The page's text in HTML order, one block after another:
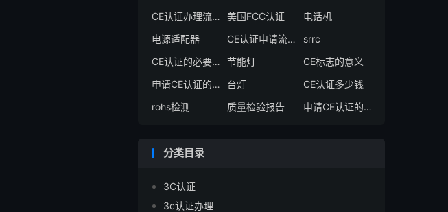
CE认证办理流程
美国FCC认证
电话机
电源适配器
CE认证申请流程
srrc
CE认证的必要性
节能灯
CE标志的意义
申请CE认证的必要性
台灯
CE认证多少钱
rohs检测
质量检验报告 申请CE认证的好处
分类目录
3C认证
3c认证办理